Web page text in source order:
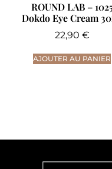
ROUND LAB –
Dokdo Eye Cream
22,90 €
AJOUTER AU PANIER